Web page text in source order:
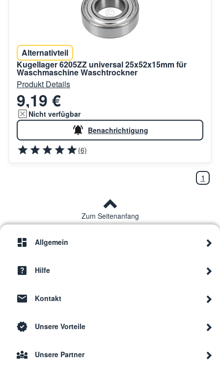
Alternativteil
Kugellager 6205ZZ universal 25x52x15mm für
Waschmaschine Waschtrockner
Produkt Details
9,19 €
Nicht verfügbar
Benachrichtigung
(6)
1
Zum Seitenanfang
Allgemein
Hilfe
Kontakt
Unsere Vorteile
Unsere Partner